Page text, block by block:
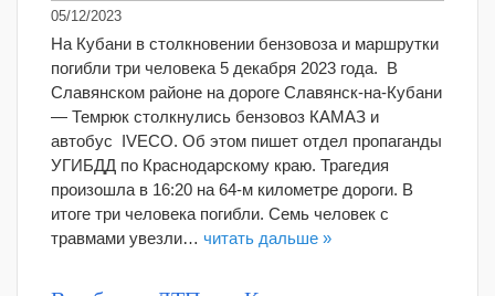
05/12/2023
На Кубани в столкновении бензовоза и маршрутки
погибли три человека 5 декабря 2023 года. В
Славянском районе на дороге Славянск-на-Кубани
— Темрюк столкнулись бензовоз КАМАЗ и
автобус IVECO. Об этом пишет отдел пропаганды
УГИБДД по Краснодарскому краю. Трагедия
произошла в 16:20 на 64-м километре дороги. В
итоге три человека погибли. Семь человек с
травмами увезли… читать дальше »